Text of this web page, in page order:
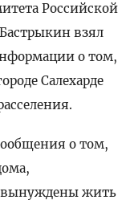
Российской
взял
о том,
Салехарде
о том,
вынуждены жить